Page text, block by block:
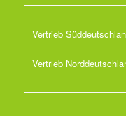
Vertrieb
Vertrieb